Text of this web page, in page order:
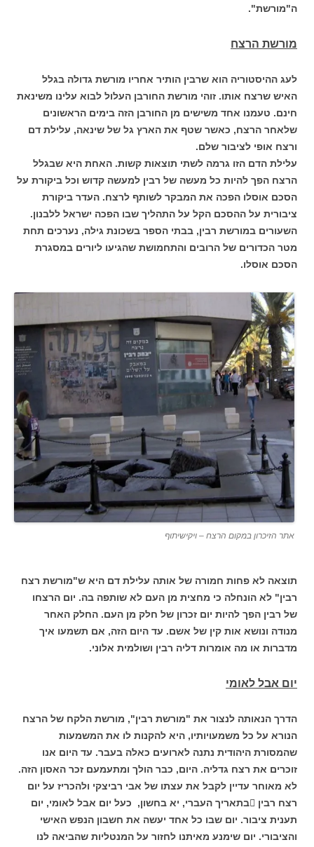
ה"מורשת".
מורשת הרצח
לעג ההיסטוריה הוא שרבין הותיר אחריו מורשת גדולה בגלל
האיש שרצח אותו. זוהי מורשת החורבן העלול לבוא עלינו משינאת
חינם. טעמנו אחד משישים מן החורבן הזה בימים הראשונים
שלאחר הרצח, כאשר שטף את הארץ גל של שינאה, עלילת דם
ורצח אופי לציבור שלם.
עלילת הדם הזו גרמה לשתי תוצאות קשות. האחת היא שבגלל
הרצח הפך להיות כל מעשה של רבין למעשה קדוש וכל ביקורת על
הסכם אוסלו הפכה את המבקר לשותף לרצח. העדר ביקורת
ציבורית על ההסכם הקל על התהליך שבו הפכה ישראל ללבנון.
השעורים במורשת רבין, בבתי הספר בשכונת גילה, נערכים תחת
מטר הכדורים של הרובים והתחמושת שהגיעו ליורים במסגרת
הסכם אוסלו.
אתר הזיכרון במקום הרצח – ויקישיתוף
תוצאה לא פחות חמורה של אותה עלילת דם היא ש"מורשת רצח
רבין" לא הונחלה כי מחצית מן העם לא שותפה בה. יום הרצחו
של רבין הפך להיות יום זכרון של חלק מן העם. החלק האחר
מנודה ונושא אות קין של אשם. עד היום הזה, אם תשמעו איך
מדברות או מה אומרות דליה רבין ושולמית אלוני.
יום אבל לאומי
הדרך הנאותה לנצור את "מורשת רבין", מורשת הלקח של הרצח
הנורא על כל משמעויותיו, היא להקנות לו את המשמעות
שהמסורת היהודית נתנה לארועים כאלה בעבר. עד היום אנו
זוכרים את רצח גדליה. היום, כבר הולך ומתעמעם זכר האסון הזה.
לא מאוחר עדיין לקבל את עצתו של אבי רביצקי ולהכריז על יום
רצח רבין בתאריך העברי, יא בחשון, כעל יום אבל לאומי, יום
תענית ציבור. יום שבו כל אחד יעשה את חשבון הנפש האישי
והציבורי. יום שימנע מאיתנו לחזור על המנטליות שהביאה לנו